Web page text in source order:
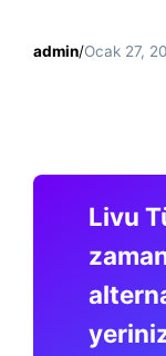
yayın açarak
her hafta
admin/Ocak 27,
Livu